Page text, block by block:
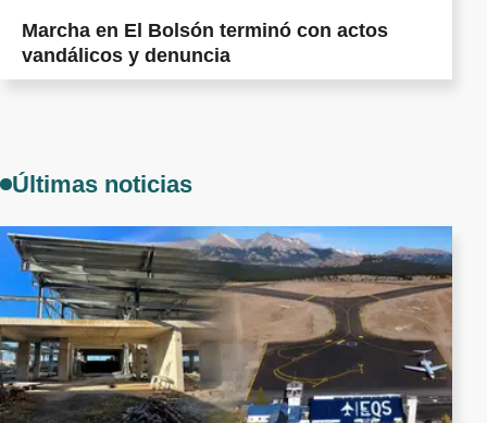
Marcha en El Bolsón terminó con actos
vandálicos y denuncia
Últimas noticias